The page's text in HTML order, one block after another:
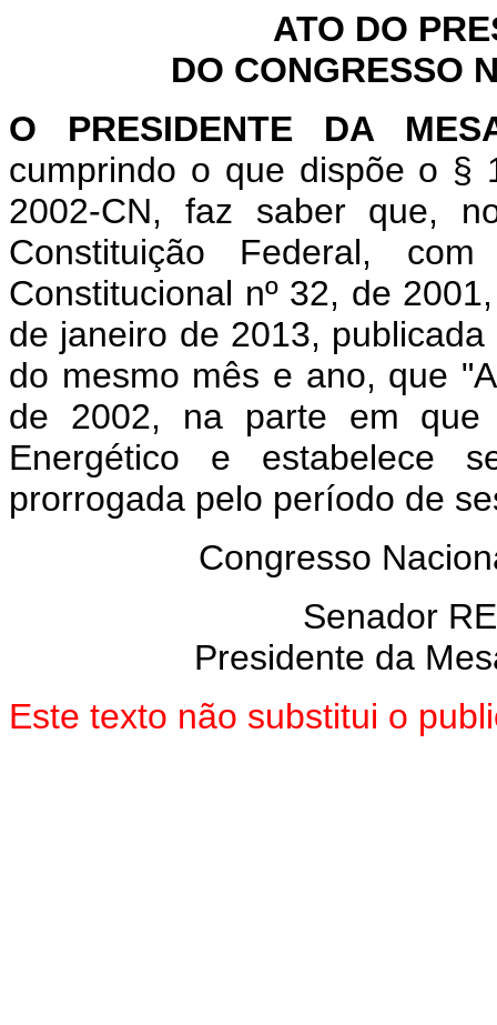
ATO DO
DO CONGRESSO
O PRESIDENTE DA
cumprindo o que dispõe o §
2002-CN, faz saber que,
Constituição Federal,
Constitucional nº 32, de
de janeiro de 2013,
do mesmo mês e ano, que
de 2002, na parte em que
Energético e estabelece
prorrogada pelo período de
Congresso
Senador
Presidente da
Este texto não substitui o